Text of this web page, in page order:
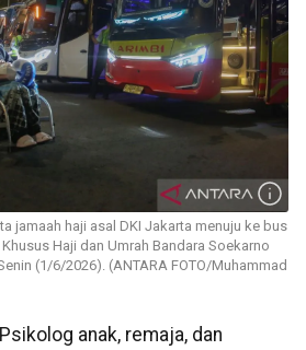
jamaah haji asal DKI Jakarta menuju ke bus
Haji dan Umrah Bandara Soekarno
(1/6/2026). (ANTARA FOTO/Muhammad
anak, remaja, dan